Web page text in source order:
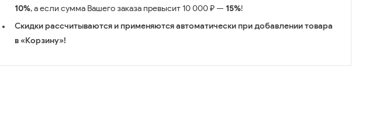
10%, а если сумма Вашего заказа превысит 10 000 ₽ — 15%!
Скидки рассчитываются и применяются автоматически при добавлении товара
в «Корзину»!